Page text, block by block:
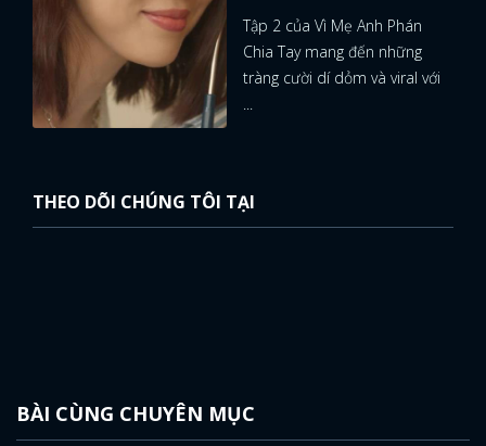
Tập 2 của Vì Mẹ Anh Phán
Chia Tay mang đến những
tràng cười dí dỏm và viral với
...
THEO DÕI CHÚNG TÔI TẠI
BÀI CÙNG CHUYÊN MỤC